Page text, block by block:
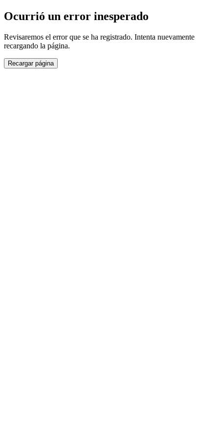
Ocurrió un error inesperado
Revisaremos el error que se ha registrado. Intenta nuevamente
recargando la página.
Recargar página